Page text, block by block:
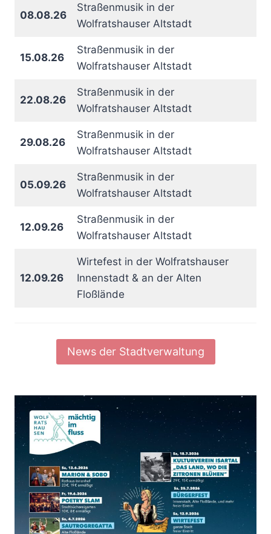
08.08.26
Straßenmusik in der
Wolfratshauser Altstadt
15.08.26
Straßenmusik in der
Wolfratshauser Altstadt
22.08.26
Straßenmusik in der
Wolfratshauser Altstadt
29.08.26
Straßenmusik in der
Wolfratshauser Altstadt
05.09.26
Straßenmusik in der
Wolfratshauser Altstadt
12.09.26
Straßenmusik in der
Wolfratshauser Altstadt
12.09.26
Wirtefest in der Wolfratshauser
Innenstadt & an der Alten
Floßlände
News der Stadtverwaltung